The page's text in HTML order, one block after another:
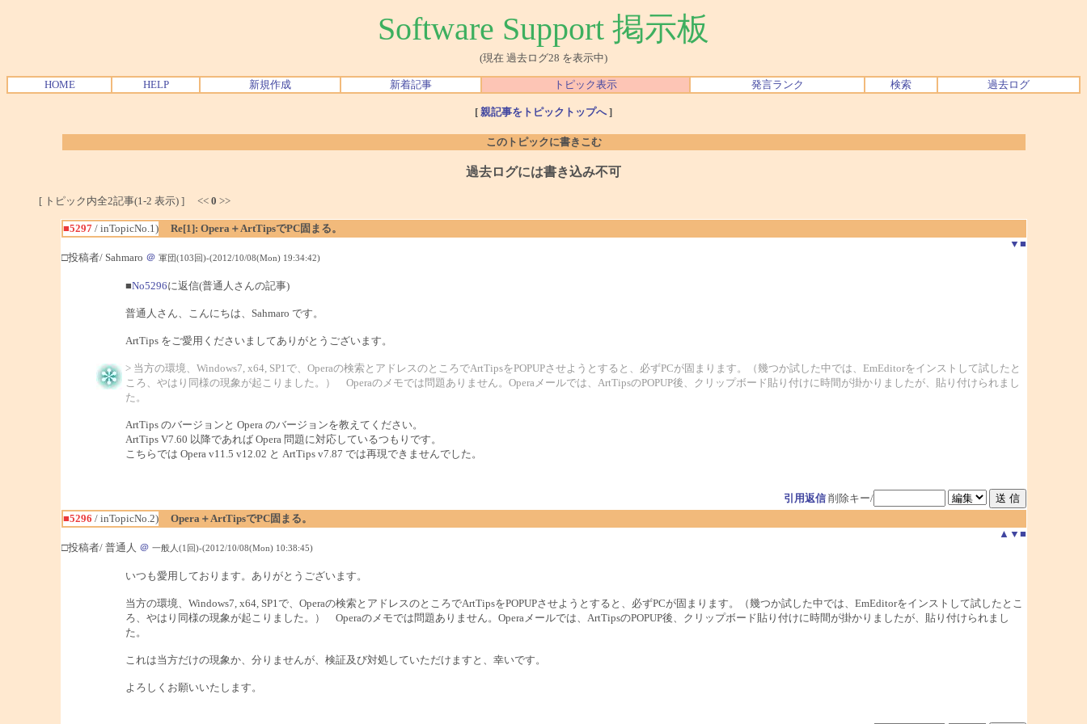
Software Support 掲示板
(現在 過去ログ28 を表示中)
HOME HELP 新規作成 新着記事 トピック表示 発言ランク 検索 過去ログ
[ 親記事をトピックトップへ]
このトピックに書きこむ
過去ログには書き込み不可
[ トピック内全2記事(1-2 表示) ] << 0 >>
■5297/ inTopicNo.1)
Re[1]: Opera＋ArtTipsでPC固まる。
▼ ■
□投稿者/ Sahmaro ＠ 軍団(103回)-(2012/10/08(Mon) 19:34:42)
■No5296に返信(普通人さんの記事)
普通人さん、こんにちは、Sahmaro です。
ArtTips をご愛用くださいましてありがとうございます。
> 当方の環境、Windows7, x64, SP1で、Operaの検索とアドレスのところでArtTipsをPOPUPさせようとすると、必ずPCが固まります。（幾つか試した中では、EmEditorをインストして試したと
ころ、やはり同様の現象が起こりました。） Operaのメモでは問題ありません。Operaメールでは、ArtTipsのPOPUP後、クリップボード貼り付けに時間が掛かりましたが、貼り付けられまし
た。
ArtTips のバージョンと Opera のバージョンを教えてください。
ArtTips V7.60 以降であれば Opera 問題に対応しているつもりです。
こちらでは Opera v11.5 v12.02 と ArtTips v7.87 では再現できませんでした。
引用返信 削除キー/
■5296 / inTopicNo.2)
Opera＋ArtTipsでPC固まる。
▲ ▼ ■
□投稿者/ 普通人 ＠ 一般人(1回)-(2012/10/08(Mon) 10:38:45)
いつも愛用しております。ありがとうございます。
当方の環境、Windows7, x64, SP1で、Operaの検索とアドレスのところでArtTipsをPOPUPさせようとすると、必ずPCが固まります。（幾つか試した中では、EmEditorをインストして試したとこ
ろ、やはり同様の現象が起こりました。） Operaのメモでは問題ありません。Operaメールでは、ArtTipsのPOPUP後、クリップボード貼り付けに時間が掛かりましたが、貼り付けられまし
た。
これは当方だけの現象か、分りませんが、検証及び対処していただけますと、幸いです。
よろしくお願いいたします。